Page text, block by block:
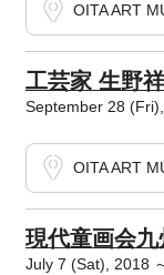
OITA ART
工芸家 生野
September 28
OITA ART
現代童画会
July 7 (Sat), 2018